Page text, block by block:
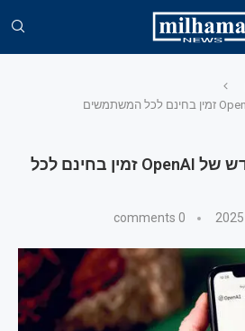
מחולל התמונות החדש של OpenAI זמין בחינם לכל
0 comments